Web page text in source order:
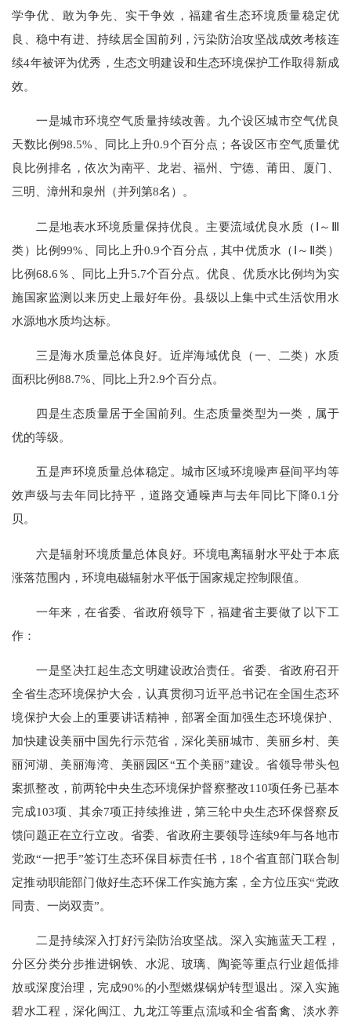
学争优、敢为争先、实干争效，福建省生态环境质量稳定优
良、稳中有进、持续居全国前列，污染防治攻坚战成效考核连
续4年被评为优秀，生态文明建设和生态环境保护工作取得新成
效。
一是城市环境空气质量持续改善。九个设区城市空气优良
天数比例98.5%、同比上升0.9个百分点；各设区市空气质量优
良比例排名，依次为南平、龙岩、福州、宁德、莆田、厦门、
三明、漳州和泉州（并列第8名）。
二是地表水环境质量保持优良。主要流域优良水质（Ⅰ～Ⅲ
类）比例99%、同比上升0.9个百分点，其中优质水（Ⅰ～Ⅱ类）
比例68.6％、同比上升5.7个百分点。优良、优质水比例均为实
施国家监测以来历史上最好年份。县级以上集中式生活饮用水
水源地水质均达标。
三是海水质量总体良好。近岸海域优良（一、二类）水质
面积比例88.7%、同比上升2.9个百分点。
四是生态质量居于全国前列。生态质量类型为一类，属于
优的等级。
五是声环境质量总体稳定。城市区域环境噪声昼间平均等
效声级与去年同比持平，道路交通噪声与去年同比下降0.1分
贝。
六是辐射环境质量总体良好。环境电离辐射水平处于本底
涨落范围内，环境电磁辐射水平低于国家规定控制限值。
一年来，在省委、省政府领导下，福建省主要做了以下工
作：
一是坚决扛起生态文明建设政治责任。省委、省政府召开
全省生态环境保护大会，认真贯彻习近平总书记在全国生态环
境保护大会上的重要讲话精神，部署全面加强生态环境保护、
加快建设美丽中国先行示范省，深化美丽城市、美丽乡村、美
丽河湖、美丽海湾、美丽园区“五个美丽”建设。省领导带头包
案抓整改，前两轮中央生态环境保护督察整改110项任务已基本
完成103项、其余7项正持续推进，第三轮中央生态环保督察反
馈问题正在立行立改。省委、省政府主要领导连续9年与各地市
党政“一把手”签订生态环保目标责任书，18个省直部门联合制
定推动职能部门做好生态环保工作实施方案，全方位压实“党政
同责、一岗双责”。
二是持续深入打好污染防治攻坚战。深入实施蓝天工程，
分区分类分步推进钢铁、水泥、玻璃、陶瓷等重点行业超低排
放或深度治理，完成90%的小型燃煤锅炉转型退出。深入实施
碧水工程，深化闽江、九龙江等重点流域和全省畜禽、淡水养